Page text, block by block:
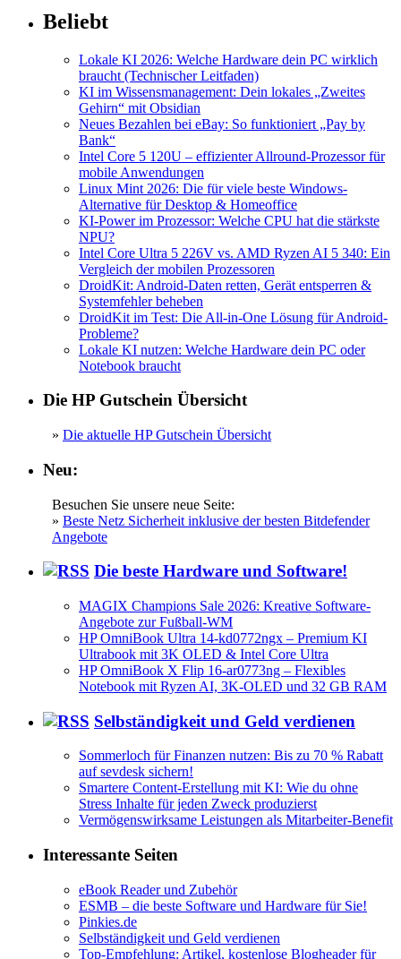
Beliebt
Lokale KI 2026: Welche Hardware dein PC wirklich
braucht (Technischer Leitfaden)
KI im Wissensmanagement: Dein lokales „Zweites
Gehirn“ mit Obsidian
Neues Bezahlen bei eBay: So funktioniert „Pay by
Bank“
Intel Core 5 120U – effizienter Allround-Prozessor für
mobile Anwendungen
Linux Mint 2026: Die für viele beste Windows-
Alternative für Desktop & Homeoffice
KI-Power im Prozessor: Welche CPU hat die stärkste
NPU?
Intel Core Ultra 5 226V vs. AMD Ryzen AI 5 340: Ein
Vergleich der mobilen Prozessoren
DroidKit: Android-Daten retten, Gerät entsperren &
Systemfehler beheben
DroidKit im Test: Die All-in-One Lösung für Android-
Probleme?
Lokale KI nutzen: Welche Hardware dein PC oder
Notebook braucht
Die HP Gutschein Übersicht
» Die aktuelle HP Gutschein Übersicht
Neu:
Besuchen Sie unsere neue Seite:
» Beste Netz Sicherheit inklusive der besten Bitdefender
Angebote
Die beste Hardware und Software!
MAGIX Champions Sale 2026: Kreative Software-
Angebote zur Fußball-WM
HP OmniBook Ultra 14-kd0772ngx – Premium KI
Ultrabook mit 3K OLED & Intel Core Ultra
HP OmniBook X Flip 16-ar0773ng – Flexibles
Notebook mit Ryzen AI, 3K-OLED und 32 GB RAM
Selbständigkeit und Geld verdienen
Sommerloch für Finanzen nutzen: Bis zu 70 % Rabatt
auf sevdesk sichern!
Smartere Content-Erstellung mit KI: Wie du ohne
Stress Inhalte für jeden Zweck produzierst
Vermögenswirksame Leistungen als Mitarbeiter-Benefit
Interessante Seiten
eBook Reader und Zubehör
ESMB – die beste Software und Hardware für Sie!
Pinkies.de
Selbständigkeit und Geld verdienen
Top-Empfehlung: Artikel, kostenlose Blogheader für